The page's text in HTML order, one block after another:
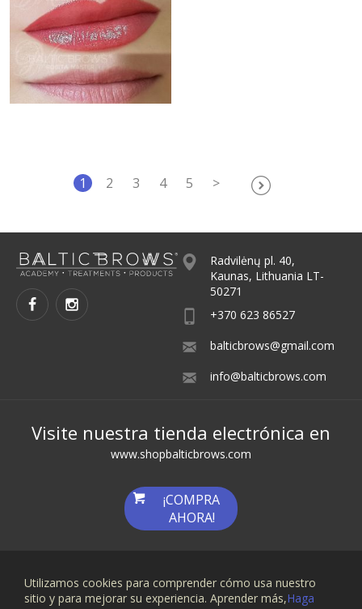
1 2 3 4 5 >
Radvilėnų pl. 40,
Kaunas, Lithuania LT-
50271
+370 623 86527
balticbrows@gmail.com
info@balticbrows.com
Visite nuestra tienda electrónica en
www.shopbalticbrows.com
¡COMPRA
AHORA!
Utilizamos cookies para comprender cómo usa nuestro
sitio y para mejorar su experiencia. Aprender más,Haga